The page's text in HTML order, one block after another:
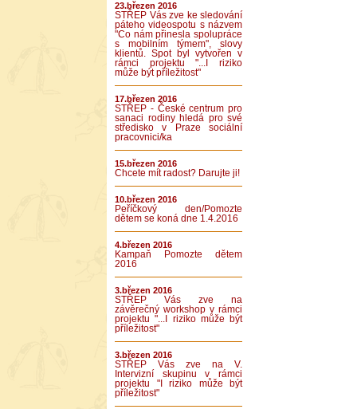
23.březen 2016
STŘEP Vás zve ke sledování
páteho videospotu s názvem
"Co nám přinesla spolupráce
s mobilním týmem", slovy
klientů. Spot byl vytvořen v
rámci projektu "...I riziko
může být příležitost"
17.březen 2016
STŘEP - České centrum pro
sanaci rodiny hledá pro své
středisko v Praze sociální
pracovnici/ka
15.březen 2016
Chcete mít radost? Darujte ji!
10.březen 2016
Peříčkový den/Pomozte
dětem se koná dne 1.4.2016
4.březen 2016
Kampaň Pomozte dětem
2016
3.březen 2016
STŘEP Vás zve na
závěrečný workshop v rámci
projektu "...I riziko může být
příležitost"
3.březen 2016
STŘEP Vás zve na V.
Intervizní skupinu v rámci
projektu "I riziko může být
příležitost"